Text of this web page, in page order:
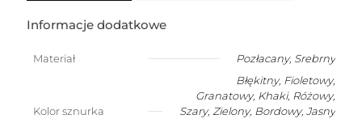
bransoletka
na
szczęście
Informacje dodatkowe
Materiał Pozłacany, Srebrny
Kolor sznurka
Błękitny, Fioletowy,
Granatowy, Khaki, Różowy,
Szary, Zielony, Bordowy, Jasny